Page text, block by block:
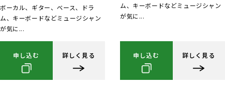
ボーカル、ギター、ベース、ドラ
ム、キーボードなどミュージシャン
が気に...
申し込む 詳しく見る
ム、キーボードなどミュージシャン
が気に...
申し込む 詳しく見る